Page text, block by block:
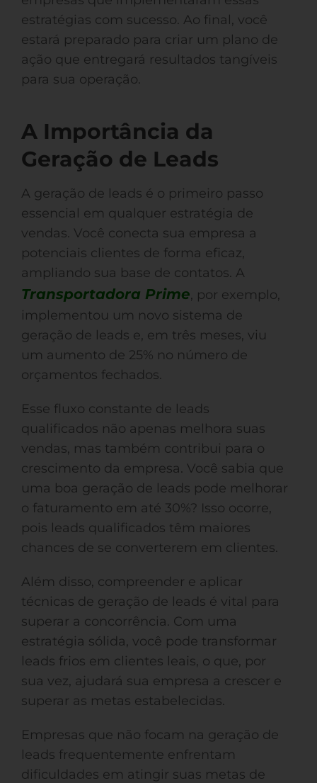
estratégias com sucesso. Ao final, você
estará preparado para criar um plano de
ação que entregará resultados tangíveis
para sua operação.
A Importância da
Geração de Leads
A geração de leads é o primeiro passo
essencial em qualquer estratégia de
vendas. Você conecta sua empresa a
potenciais clientes de forma eficaz,
ampliando sua base de contatos. A
Transportadora Prime, por exemplo,
implementou um novo sistema de
geração de leads e, em três meses, viu
um aumento de 25% no número de
orçamentos fechados.
Esse fluxo constante de leads
qualificados não apenas melhora suas
vendas, mas também contribui para o
crescimento da empresa. Você sabia que
uma boa geração de leads pode melhorar
o faturamento em até 30%? Isso ocorre,
pois leads qualificados têm maiores
chances de se converterem em clientes.
Além disso, compreender e aplicar
técnicas de geração de leads é vital para
superar a concorrência. Com uma
estratégia sólida, você pode transformar
leads frios em clientes leais, o que, por
sua vez, ajudará sua empresa a crescer e
superar as metas estabelecidas.
Empresas que não focam na geração de
leads frequentemente enfrentam
dificuldades em atingir suas metas de